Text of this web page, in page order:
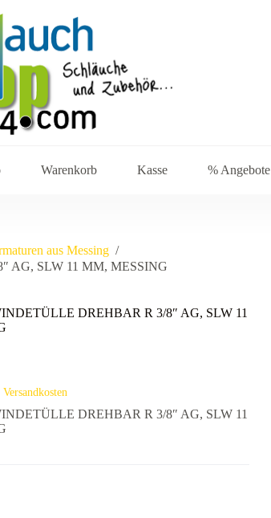
Warenkorb Kasse % Angebote
aus Messing /
AG, SLW 11 MM, MESSING
DREHBAR R 3/8″ AG, SLW 11
Versandkosten
DREHBAR R 3/8″ AG, SLW 11